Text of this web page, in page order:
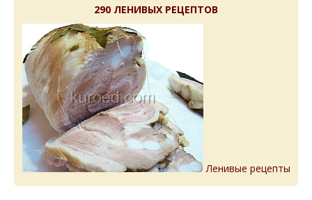
290 ЛЕНИВЫХ РЕЦЕПТОВ
Ленивые рецепты